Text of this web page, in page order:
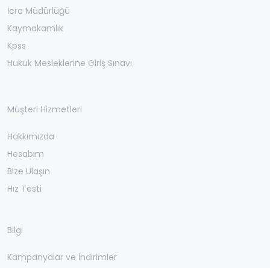
İcra Müdürlüğü
Kaymakamlık
Kpss
Hukuk Mesleklerine Giriş Sınavı
Müşteri Hizmetleri
Hakkımızda
Hesabım
Bize Ulaşın
Hız Testi
Bilgi
Kampanyalar ve İndirimler